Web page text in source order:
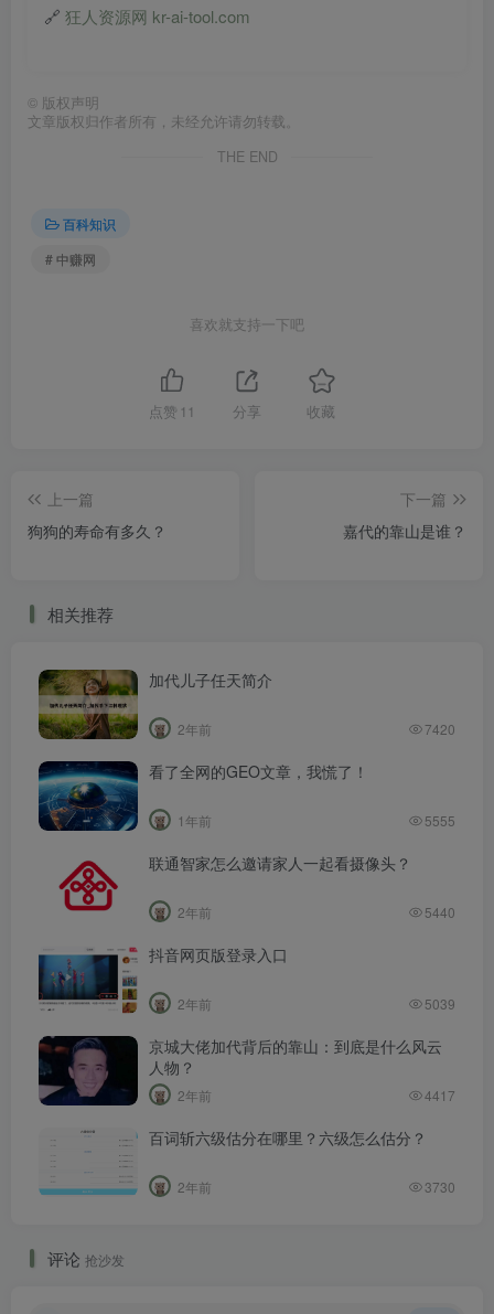
🔗 狂人资源网 kr-ai-tool.com
© 版权声明
文章版权归作者所有，未经允许请勿转载。
THE END
百科知识
# 中赚网
喜欢就支持一下吧
点赞 11 分享 收藏
上一篇
狗狗的寿命有多久？
下一篇
嘉代的靠山是谁？
相关推荐
加代儿子任天简介
2年前 7420
看了全网的GEO文章，我慌了！
1年前 5555
联通智家怎么邀请家人一起看摄像头？
2年前 5440
抖音网页版登录入口
2年前 5039
京城大佬加代背后的靠山：到底是什么风云
人物？
2年前 4417
百词斩六级估分在哪里？六级怎么估分？
2年前 3730
评论 抢沙发